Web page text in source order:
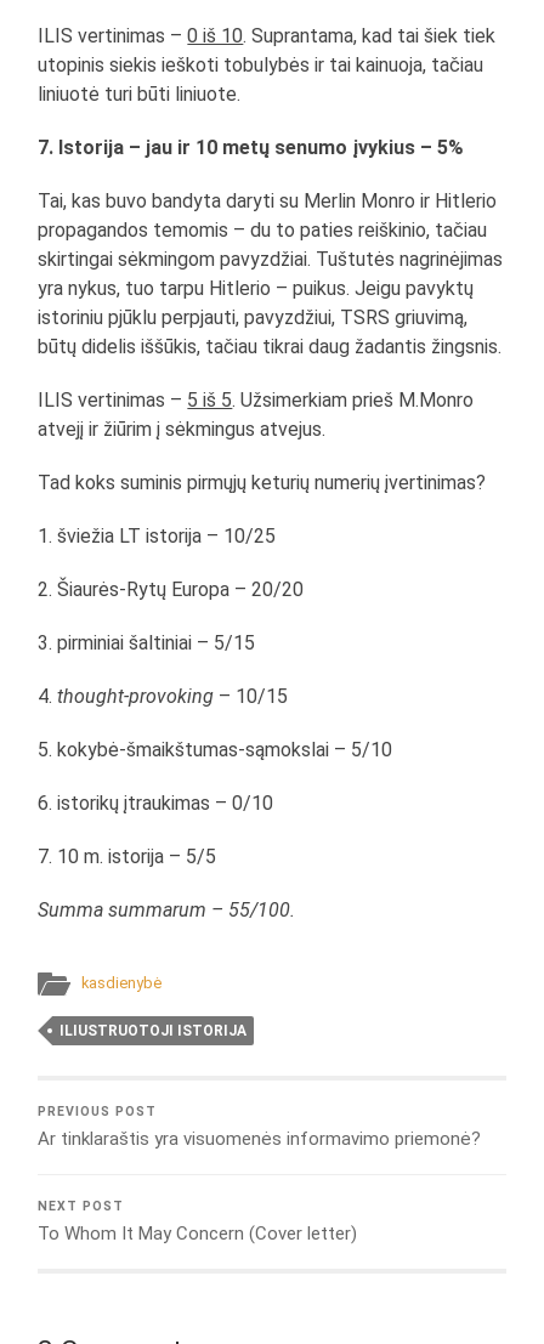
ILIS vertinimas –0 iš 10. Suprantama, kad tai šiek tiek
utopinis siekis ieškoti tobulybės ir tai kainuoja, tačiau
liniuotė turi būti liniuote.
7. Istorija – jau ir 10 metų senumo įvykius – 5%
Tai, kas buvo bandyta daryti su Merlin Monro ir Hitlerio
propagandos temomis – du to paties reiškinio, tačiau
skirtingai sėkmingom pavyzdžiai. Tuštutės nagrinėjimas
yra nykus, tuo tarpu Hitlerio – puikus. Jeigu pavyktų
istoriniu pjūklu perpjauti, pavyzdžiui, TSRS griuvimą,
būtų didelis iššūkis, tačiau tikrai daug žadantis žingsnis.
ILIS vertinimas – 5 iš 5. Užsimerkiam prieš M.Monro
atvejį ir žiūrim į sėkmingus atvejus.
Tad koks suminis pirmųjų keturių numerių įvertinimas?
1. šviežia LT istorija – 10/25
2. Šiaurės-Rytų Europa – 20/20
3. pirminiai šaltiniai – 5/15
4.thought-provoking – 10/15
5. kokybė-šmaikštumas-sąmokslai – 5/10
6. istorikų įtraukimas – 0/10
7. 10 m. istorija – 5/5
Summa summarum – 55/100.
kasdienybė
ILIUSTRUOTOJI ISTORIJA
PREVIOUS POST
Ar tinklaraštis yra visuomenės informavimo priemonė?
NEXT POST
To Whom It May Concern (Cover letter)